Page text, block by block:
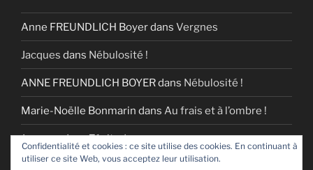
Anne FREUNDLICH Boyerdans Vergnes
Jacques dans Nébulosité !
ANNE FREUNDLICH BOYERdans Nébulosité !
Marie-Noëlle Bonmarin dans Au frais et à l’ombre !
JacquesdansZénitude
Confidentialité et cookies : ce site utilise des cookies. En continuant à
utiliser ce site Web, vous acceptez leur utilisation.